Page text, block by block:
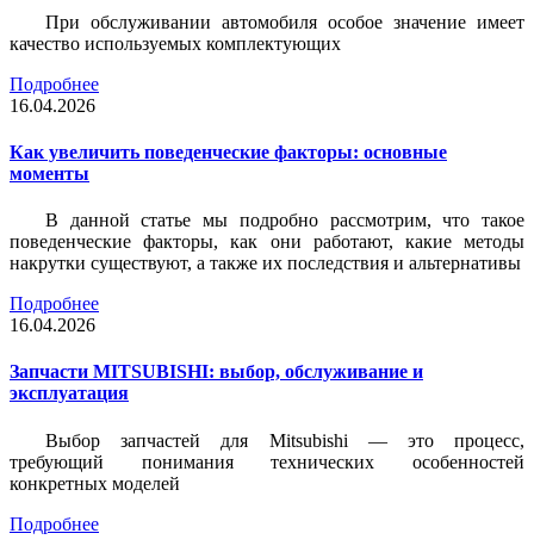
При обслуживании автомобиля особое значение имеет
качество используемых комплектующих
Подробнее
16.04.2026
Как увеличить поведенческие факторы: основные
моменты
В данной статье мы подробно рассмотрим, что такое
поведенческие факторы, как они работают, какие методы
накрутки существуют, а также их последствия и альтернативы
Подробнее
16.04.2026
Запчасти MITSUBISHI: выбор, обслуживание и
эксплуатация
Выбор запчастей для Mitsubishi — это процесс,
требующий понимания технических особенностей
конкретных моделей
Подробнее